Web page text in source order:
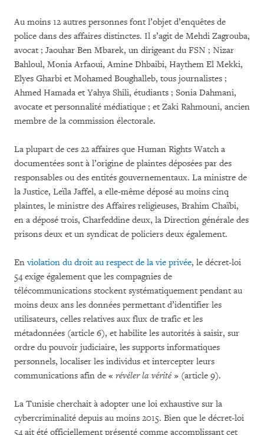
Au moins 12 autres personnes font l’objet d’enquêtes de
police dans des affaires distinctes. Il s’agit de Mehdi Zagrouba,
avocat ; Jaouhar Ben Mbarek, un dirigeant du FSN ; Nizar
Bahloul, Monia Arfaoui, Amine Dhbaibi, Haythem El Mekki,
Elyes Gharbi et Mohamed Boughalleb, tous journalistes ;
Ahmed Hamada et Yahya Shili, étudiants ; Sonia Dahmani,
avocate et personnalité médiatique ; et Zaki Rahmouni, ancien
membre de la commission électorale.
La plupart de ces 22 affaires que Human Rights Watch a
documentées sont à l’origine de plaintes déposées par des
responsables ou des entités gouvernementaux. La ministre de
la Justice, Leïla Jaffel, a elle-même déposé au moins cinq
plaintes, le ministre des Affaires religieuses, Brahim Chaïbi,
en a déposé trois, Charfeddine deux, la Direction générale des
prisons deux et un syndicat de policiers deux également.
Enviolation du droit au respect de la vie privée, le décret-loi
54 exige également que les compagnies de
télécommunications stockent systématiquement pendant au
moins deux ans les données permettant d’identifier les
utilisateurs, celles relatives aux flux de trafic et les
métadonnées (article 6), et habilite les autorités à saisir, sur
ordre du pouvoir judiciaire, les supports informatiques
personnels, localiser les individus et intercepter leurs
communications afin de « révéler la vérité» (article 9).
La Tunisie cherchait à adopter une loi exhaustive sur la
cybercriminalité depuis au moins 2015. Bien que le décret-loi
54 ait été officiellement présenté comme accomplissant cet